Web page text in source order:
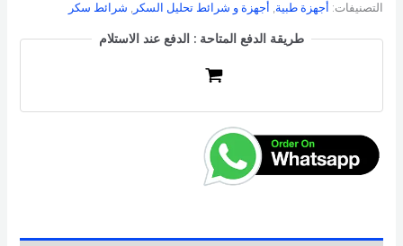
التصنيفات: أجهزة طبية, أجهزة و شرائط تحليل السكر , شرائط سكر
طريقة الدفع المتاحة : الدفع عند الاستلام